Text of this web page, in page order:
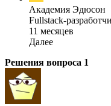
Академия Эдюсон
Fullstack-
11 месяцев
Далее
Решения вопроса 1